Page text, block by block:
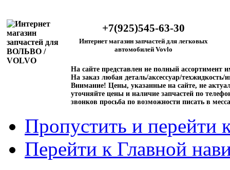
+7(925)545-63-30
Интернет магазин запчастей для легковых
автомобилей Vovlo
На сайте представлен не полный ассортимент
На заказ любая деталь/аксессуар/техжидкость/
Внимание! Цены, указанные на сайте, не
уточняйте цены и наличие запчастей по
звонков просьба по возможности писать в
Пропустить и перейти
Перейти к Главной